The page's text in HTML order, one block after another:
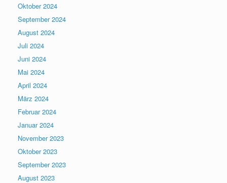
Oktober 2024
September 2024
August 2024
Juli 2024
Juni 2024
Mai 2024
April 2024
März 2024
Februar 2024
Januar 2024
November 2023
Oktober 2023
September 2023
August 2023